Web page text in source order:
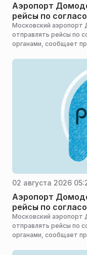
Аэропорт
рейсы по
Московский аэропорт
отправлять рейсы по
органами, сообщает
02 августа 2026
Аэропорт
рейсы по
Московский аэропорт
отправлять рейсы по
органами, сообщает